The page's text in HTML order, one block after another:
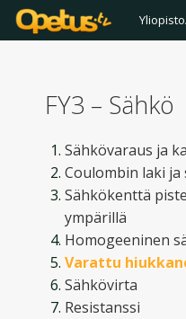
FY3 – Sähkö
Sähkövaraus ja
Coulombin laki
Sähkökenttä
ympärillä
Homogeeninen
Varattu
Sähkövirta
Resistanssi